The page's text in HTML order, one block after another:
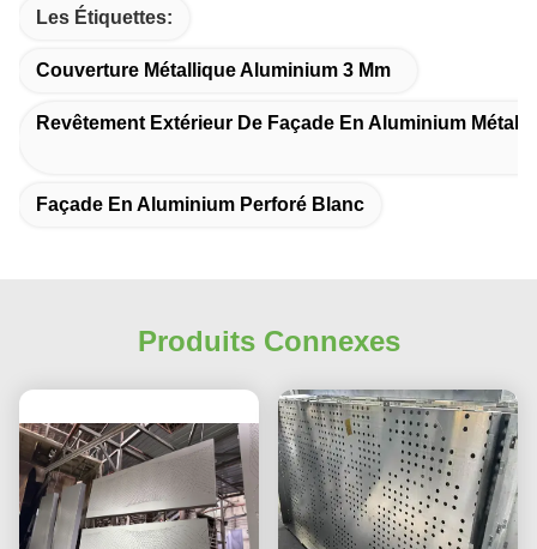
Les Étiquettes:
Couverture Métallique Aluminium 3 Mm
Revêtement Extérieur De Façade En Aluminium
Façade En Aluminium Perforé Blanc
Produits Connexes